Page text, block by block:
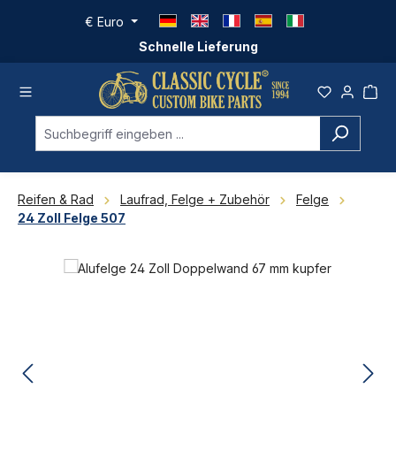
Zum Hauptinhalt springen
Schnelle Lieferung
€ Euro
Reifen & Rad Laufrad, Felge + Zubehör
Felge
24 Zoll Felge 507
Bildergalerie überspringen